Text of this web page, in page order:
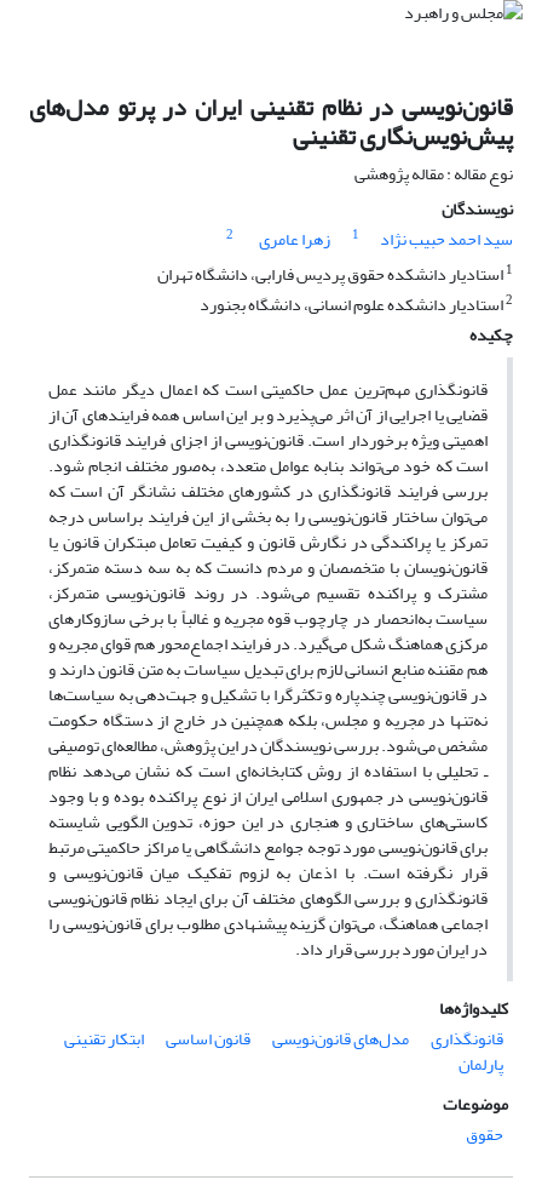
قانون‌نویسی در نظام تقنینی ایران در پرتو مدل‌های
پیش‌نویس‌نگاری تقنینی
نوع مقاله : مقاله پژوهشی
نویسندگان
سید احمد حبیب نژاد
1 زهرا عامری
2
1استادیار دانشکده حقوق پردیس فارابی، دانشگاه تهران
2استادیار دانشکده علوم انسانی، دانشگاه بجنورد
چکیده
قانونگذاری مهم‌ترین عمل حاکمیتی است که اعمال دیگر مانند عمل
قضایی یا اجرایی از آن اثر می‌پذیرد و بر این اساس همه فرایندهای آن از
اهمیتی ویژه برخوردار است. قانون‌نویسی از اجزای فرایند قانونگذاری
است که خود می‌تواند بنابه عوامل متعدد، به‌صور مختلف انجام شود.
بررسی فرایند قانونگذاری در کشورهای مختلف نشانگر آن است که
می‌توان ساختار قانون‌نویسی را به بخشی از این فرایند بر‌اساس درجه
تمرکز یا پراکندگی در نگارش قانون و کیفیت تعامل مبتکران قانون یا
قانون‌نویسان با متخصصان و مردم ‌دانست که به سه دسته متمرکز،
مشترک و پراکنده تقسیم‌ می‌شود. در روند قانون‌نویسی متمرکز،
سیاست به‌انحصار در چارچوب قوه مجریه و غالباً با برخی سازوکار‌ها‌ی
مرکزی هماهنگ شکل می‌گیرد. در فرایند اجماع‌محور هم قوای مجریه و
هم مقننه منابع انسانی لازم برای تبدیل سیاسات به متن قانون دارند و
در قانون‌نویسی چندپاره و تکثرگرا با تشکیل و جهت‌دهی به سیاست‌ها
نه‌تنها در مجریه و مجلس، بلکه همچنین در خارج از دستگاه حکومت
مشخص می‌شود. بررسی نویسندگان در این پژوهش، مطالعه‌ای توصیفی
ـ تحلیلی با استفاده از روش کتابخانه‌ای است که نشان می‌دهد نظام
قانون‌نویسی در جمهوری اسلامی ایران از نوع پراکنده بوده و با وجود
کاستی‌های ساختاری و هنجاری در این حوزه‌، تدوین الگویی شایسته
برای قانون‌نویسی مورد توجه جوامع دانشگاهی یا مراکز حاکمیتی مرتبط
قرار نگرفته است. با اذعان به لزوم تفکیک میان قانون‌نویسی و
قانونگذاری و بررسی الگوهای مختلف آن برای ایجاد نظام قانون‌نویسی
اجماعی هماهنگ، می‌توان گزینه پیشنهادی مطلوب برای قانون‌نویسی را
در ایران مورد بررسی قرار داد.
کلیدواژه‌ها
قانونگذاری
مدل‌های قانون‌نویسی قانون اساسی ابتکار تقنینی
پارلمان
موضوعات
حقوق